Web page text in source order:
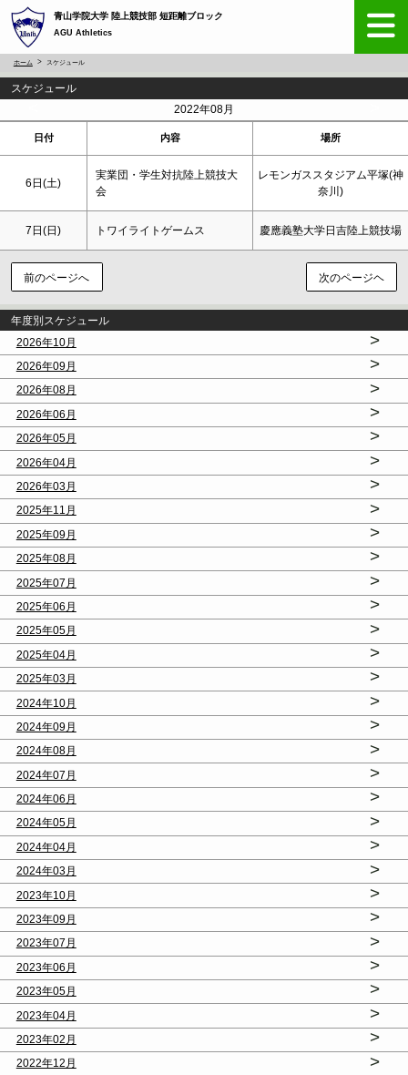
青山学院大学 陸上競技部 短距離ブロック
AGU Athletics
ホーム スケジュール
スケジュール
2022年08月
日付 内容 場所
6日(土)
実業団・学生対抗陸上競技大
会
レモンガススタジアム平塚(神
奈川)
7日(日) トワイライトゲームス 慶應義塾大学日吉陸上競技場
前のページへ 次のページヘ
年度別スケジュール
2026年10月
>
2026年09月 >
2026年08月 >
2026年06月 >
2026年05月 >
2026年04月 >
2026年03月 >
2025年11月 >
2025年09月 >
2025年08月 >
2025年07月 >
2025年06月 >
2025年05月 >
2025年04月 >
2025年03月 >
2024年10月 >
2024年09月 >
2024年08月 >
2024年07月 >
2024年06月 >
2024年05月 >
2024年04月 >
2024年03月 >
2023年10月 >
2023年09月 >
2023年07月 >
2023年06月 >
2023年05月 >
2023年04月 >
2023年02月 >
2022年12月 >